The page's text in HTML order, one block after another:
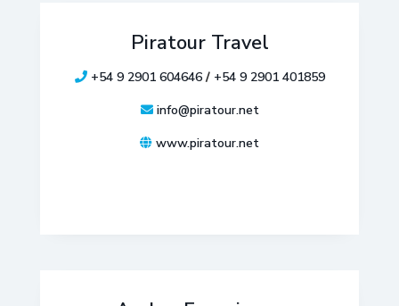
Piratour Travel
+54 9 2901 604646/ +54 9 2901 401859
info@piratour.net
www.piratour.net